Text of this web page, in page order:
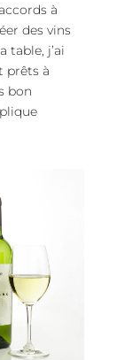
à
des vins
table, j’ai
prêts à
bon